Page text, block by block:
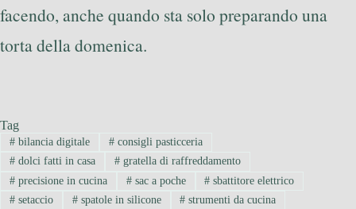
facendo, anche quando sta solo preparando una
torta della domenica.
Tag
#bilancia digitale #consigli pasticceria
#dolci fatti in casa #gratella di raffreddamento
#precisione in cucina #sac a poche # sbattitore elettrico
#setaccio #spatole in silicone # strumenti da cucina